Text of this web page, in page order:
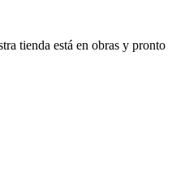
tienda está en obras y pronto